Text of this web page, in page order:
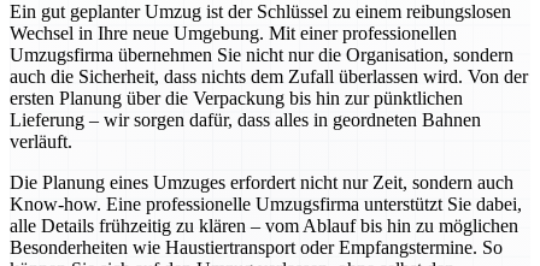
Ein gut geplanter Umzug ist der Schlüssel zu einem reibungslosen
Wechsel in Ihre neue Umgebung. Mit einer professionellen
Umzugsfirma übernehmen Sie nicht nur die Organisation, sondern
auch die Sicherheit, dass nichts dem Zufall überlassen wird. Von der
ersten Planung über die Verpackung bis hin zur pünktlichen
Lieferung – wir sorgen dafür, dass alles in geordneten Bahnen
verläuft.
Die Planung eines Umzuges erfordert nicht nur Zeit, sondern auch
Know-how. Eine professionelle Umzugsfirma unterstützt Sie dabei,
alle Details frühzeitig zu klären – vom Ablauf bis hin zu möglichen
Besonderheiten wie Haustiertransport oder Empfangstermine. So